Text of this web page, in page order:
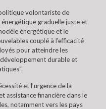
volontariste de
énergétique graduelle juste et
énergétique et le
couplé à l’efficacité
pour atteindre les
durable et
et l’urgence de la
assistance financière dans le
notamment vers les pays